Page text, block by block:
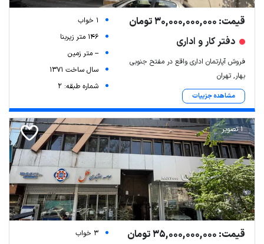
قیمت: 30,000,000,000 تومان
دفتر کار و اداری
فروش آپارتمان اداری واقع در مفتح جنوبی
بهار, تهران
مشاهده جزییات
1 خواب
146 متر زیربنا
-- متر زمین
سال ساخت 1371
شماره طبقه: 2
1 تصویر
قیمت: 35,000,000,000 تومان
3 خواب